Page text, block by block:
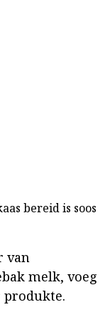
bereid is soos
van
melk, voeg
produkte.